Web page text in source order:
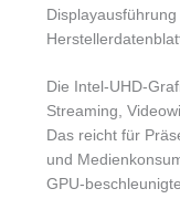
Die Intel-UHD-
Streaming,
Das reicht für
und
GPU-